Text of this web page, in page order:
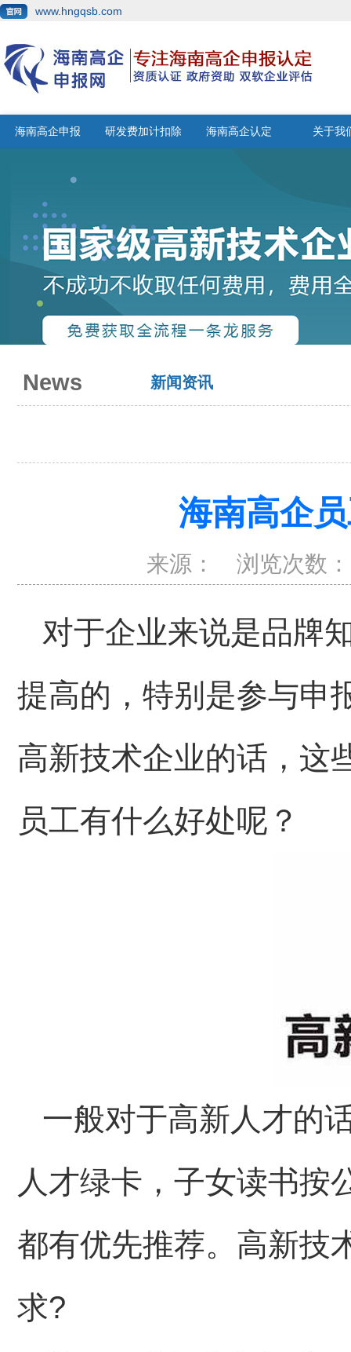
www.hngqsb.com
海南高企申报 研发费加计扣除 海南高企认定 关于我
News 新闻资讯
海南高企
来源： 浏览次数：
对于企业来说是品牌
提高的，特别是参与申
高新技术企业的话，这
员工有什么好处呢？
一般对于高新人才的
人才绿卡，子女读书按
都有优先推荐。高新技
求?